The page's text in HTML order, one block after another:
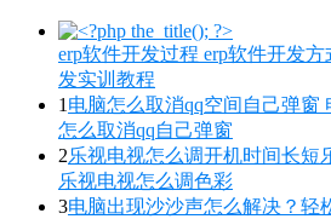
erp软件开发过程 erp软件开发
发实训教程
1 电脑怎么取消qq空间自己弹窗
怎么取消qq自己弹窗
2乐视电视怎么调开机时间长短
乐视电视怎么调色彩
3电脑出现沙沙声怎么解决？轻